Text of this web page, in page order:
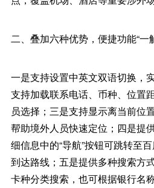
二、叠加六种优势，便捷功能“一
一是支持设置中英文双语切换，
支持加载联系电话、币种、位置
员选择；三是支持显示离当前位
帮助境外人员快速定位；四是提
细信息中的“导航”按钮可跳转至
到达路线；五是提供多种搜索方
卡种分类搜索，也可根据银行名